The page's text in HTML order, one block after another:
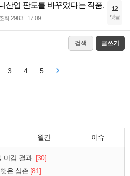
산업 판도를 바꾸었다는 작품.
회 2983 17:09
12
댓글
검색 글쓰기
3 4 5
월간 이슈
마감 결과. [30]
은 삼촌 [81]